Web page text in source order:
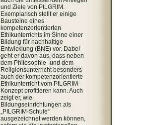
und Ziele von PILGRIM.
Exemplarisch stellt er einige
Bausteine eines
kompetenzorientierten
Ethikunterrichts im Sinne einer
Bildung für nachhaltige
Entwicklung (BNE) vor. Dabei
geht er davon aus, dass neben
dem Philosophie- und dem
Religionsunterricht besonders
auch der kompetenzorientierte
Ethikunterricht vom PILGRIM-
Konzept profitieren kann. Auch
zeigt er, wie
Bildungseinrichtungen als
„PILGRIM-Schule“
ausgezeichnet werden können,